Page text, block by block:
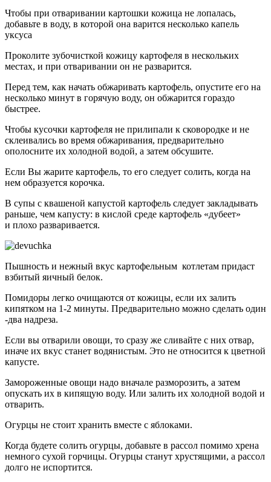
Чтобы при отваривании картошки кожица не лопалась,
добавьте в воду, в которой она варится несколько капель
уксуса
Проколите зубочисткой кожицу картофеля в нескольких
местах, и при отваривании он не разварится.
Перед тем, как начать обжаривать картофель, опустите его на
несколько минут в горячую воду, он обжарится гораздо
быстрее.
Чтобы кусочки картофеля не прилипали к сковородке и не
склеивались во время обжаривания, предварительно
ополосните их холодной водой, а затем обсушите.
Если Вы жарите картофель, то его следует солить, когда на
нем образуется корочка.
В супы с квашеной капустой картофель следует закладывать
раньше, чем капусту: в кислой среде картофель «дубеет»
и плохо разваривается.
Пышность и нежный вкус картофельным котлетам придаст
взбитый яичный белок.
Помидоры легко очищаются от кожицы, если их залить
кипятком на 1-2 минуты. Предварительно можно сделать один
-два надреза.
Если вы отварили овощи, то сразу же сливайте с них отвар,
иначе их вкус станет водянистым. Это не относится к цветной
капусте.
Замороженные овощи надо вначале разморозить, а затем
опускать их в кипящую воду. Или залить их холодной водой и
отварить.
Огурцы не стоит хранить вместе с яблоками.
Когда будете солить огурцы, добавьте в рассол помимо хрена
немного сухой горчицы. Огурцы станут хрустящими, а рассол
долго не испортится.